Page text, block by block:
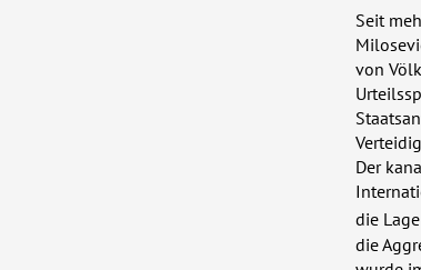
Seit
von
Der
die
die